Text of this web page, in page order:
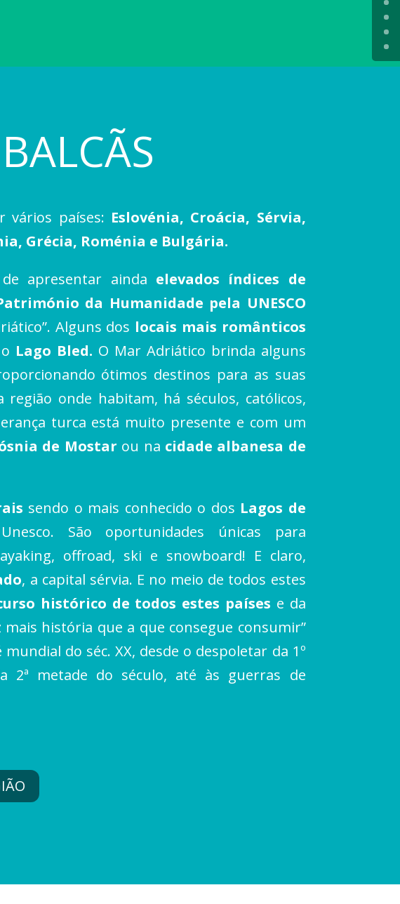
vários países: Eslovénia, Croácia, Sérvia,
Grécia, Roménia e Bulgária.
apresentar ainda elevados índices de
da Humanidade pela UNESCO
Alguns dos locais mais românticos
Lago Bled. O Mar Adriático brinda alguns
ótimos destinos para as suas
onde habitam, há séculos, católicos,
turca está muito presente e com um
de Mostar ou na cidade albanesa de
sendo o mais conhecido o dos Lagos de
São oportunidades únicas para
offroad, ski e snowboard! E claro,
, a capital sérvia. E no meio de todos estes
histórico de todos estes países e da
história que a que consegue consumir”
do séc. XX, desde o despoletar da 1º
2ª metade do século, até às guerras de